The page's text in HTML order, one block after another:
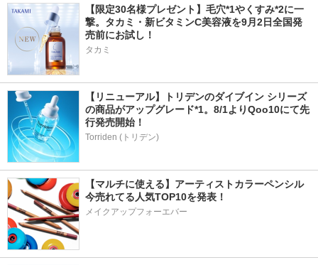
【限定30名様プレゼント】毛穴*1やくすみ*2に一
撃。タカミ・新ビタミンC美容液を9月2日全国発
売前にお試し！
タカミ
【リニューアル】トリデンのダイブイン シリーズ
の商品がアップグレード*1。8/1よりQoo10にて先
行発売開始！
Torriden (トリデン)
【マルチに使える】アーティストカラーペンシル
今売れてる人気TOP10を発表！
メイクアップフォーエバー